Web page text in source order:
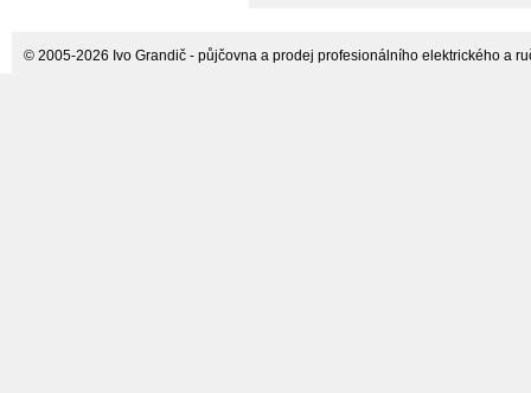
© 2005-2026 Ivo Grandič - půjčovna a prodej profesionálního elektrického a